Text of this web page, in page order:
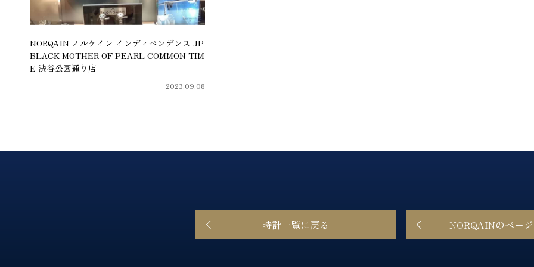
NORQAIN ノルケイン インディペンデンス JP
BLACK MOTHER OF PEARL COMMON TIM
E 渋谷公園通り店
2023.09.08
時計一覧に戻る NORQAINのペー